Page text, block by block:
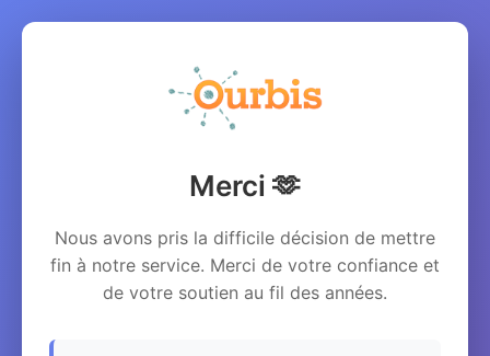
Merci 🫶
Nous avons pris la difficile décision de mettre
fin à notre service. Merci de votre confiance et
de votre soutien au fil des années.